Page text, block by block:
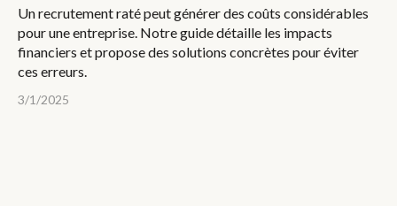
Un recrutement raté peut générer des coûts considérables
pour une entreprise. Notre guide détaille les impacts
financiers et propose des solutions concrètes pour éviter
ces erreurs.
3/1/2025